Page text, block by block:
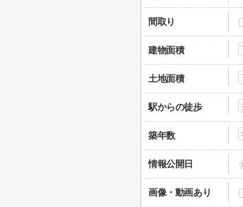
間取り
建物面積
土地面積
駅からの徒歩
築年数
情報公開日
画像・動画あり